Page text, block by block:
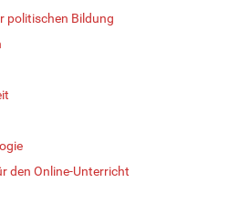
politischen Bildung
den Online-Unterricht